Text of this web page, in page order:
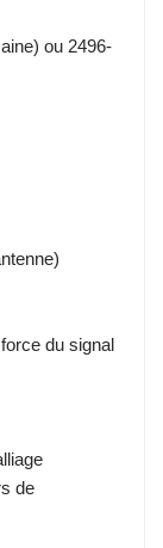
ou 2496-
du signal
de